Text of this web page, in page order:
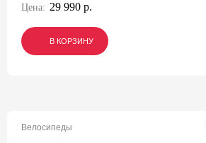
Цена: 29 990 р.
В КОРЗИНУ
В КОРЗИНУ
В КОРЗИНУ
Велосипеды